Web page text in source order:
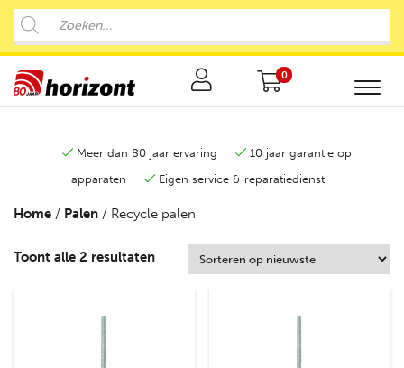
0
Meer dan 80 jaar ervaring
10 jaar garantie op
apparaten
Eigen service & reparatiedienst
Toont alle 2 resultaten
Home / Palen / Recycle palen